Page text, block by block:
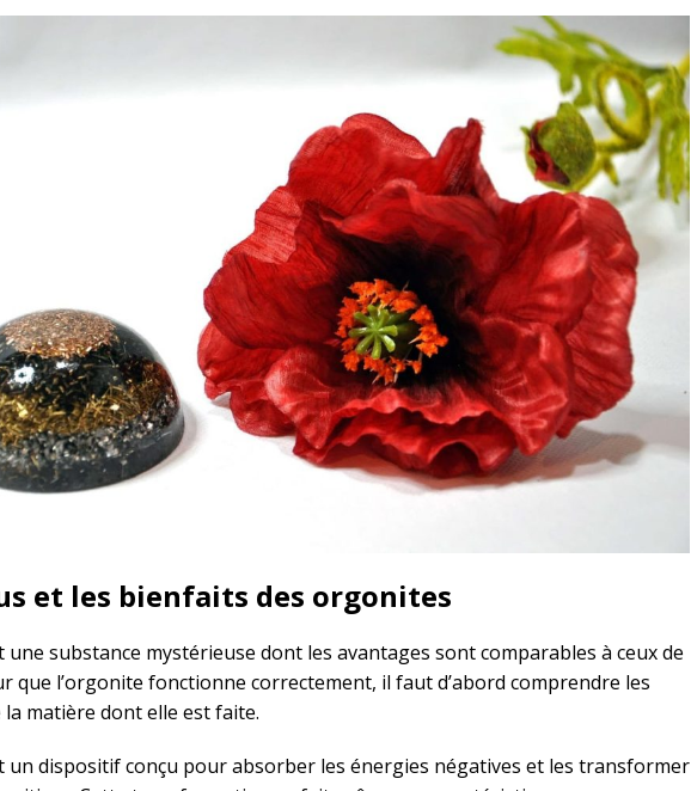
et les bienfaits des orgonites
une substance mystérieuse dont les avantages sont comparables à ceux de
que l’orgonite fonctionne correctement, il faut d’abord comprendre les
matière dont elle est faite.
un dispositif conçu pour absorber les énergies négatives et les transformer